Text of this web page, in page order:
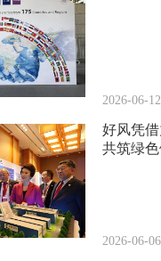
2026-06-12
好风凭
共筑绿
2026-06-06